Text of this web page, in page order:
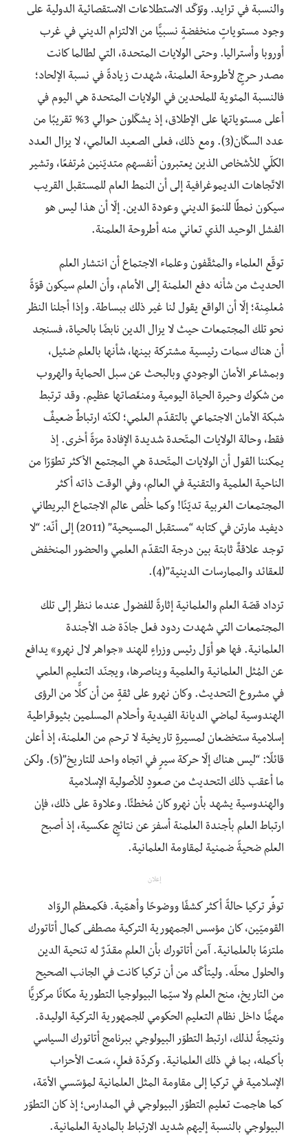
والنسبة في تزايد. وتؤكّد الاستطلاعات الاستقصائية الدولية على
وجود مستوياتٍ منخفضةٍ نسبيًّا من الالتزام الديني في غرب
أوروبا وأستراليا. وحتى الولايات المتحدة، التي لطالما كانت
مصدر حرجٍ لأطروحة العلمنة، شهدت زيادةً في نسبة الإلحاد؛
فالنسبة المئوية للملحدين في الولايات المتحدة هي اليوم في
أعلى مستوياتها على الإطلاق، إذ يشكّلون حوالي 3% تقريبًا من
عدد السكّان(3). ومع ذلك، فعلى الصعيد العالمي، لا يزال العدد
الكلّي للأشخاص الذين يعتبرون أنفسهم متديّنين مُرتفعًا، وتشير
الاتّجاهات الديموغرافية إلى أن النمط العام للمستقبل القريب
سيكون نمطًا للنموّ الديني وعودة الدين. إلّا أن هذا ليس هو
الفشل الوحيد الذي تعاني منه أطروحة العلمنة.
توقّع العلماء والمثقّفون وعلماء الاجتماع أن انتشار العلم
الحديث من شأنه دفع العلمنة إلى الأمام، وأن العلم سيكون قوّةً
مُعلمِنة؛ إلّا أن الواقع يقول لنا غير ذلك ببساطة. وإذا أجلنا النظر
نحو تلك المجتمعات حيث لا يزال الدين نابضًا بالحياة، فسنجد
أن هناك سمات رئيسية مشتركة بينها، شأنها بالعلم ضئيل،
وبمشاعر الأمان الوجودي وبالبحث عن سبل الحماية والهروب
من شكوك وحيرة الحياة اليومية ومنغّصاتها عظيم. وقد ترتبط
شبكة الأمان الاجتماعي بالتقدّم العلمي؛ لكنّه ارتباطٌ ضعيفٌ
فقط، وحالة الولايات المتّحدة شديدة الإفادة مرّةً أخرى. إذ
يمكننا القول أن الولايات المتّحدة هي المجتمع الأكثر تطوّرًا من
الناحية العلمية والتقنية في العالم، وفي الوقت ذاته أكثر
المجتمعات الغربية تديّنًا! وكما خلُص عالم الاجتماع البريطاني
ديفيد مارتن في كتابه “مستقبل المسيحية” (2011) إلى أنّه: “لا
توجد علاقةٌ ثابتة بين درجة التقدّم العلمي والحضور المنخفض
للعقائد والممارسات الدينية”(4).
تزداد قصّة العلم والعلمانية إثارةً للفضول عندما ننظر إلى تلك
المجتمعات التي شهدت ردود فعل جادّة ضد الأجندة
العلمانية. فها هو أوّل رئيس وزراءٍ للهند «جواهر لال نهرو» يدافع
عن المُثل العلمانية والعلمية ويناصرها، ويجنّد التعليم العلمي
في مشروع التحديث. وكان نهرو على ثقةٍ من أن كلًّا من الرؤى
الهندوسية لماضي الديانة الفيدية وأحلام المسلمين بثيوقراطية
إسلامية ستخضعان لمسيرةٍ تاريخية لا ترحم من العلمنة، إذ أعلن
قائلًا: “ليس هناك إلّا حركة سيرٍ في اتجاه واحد للتاريخ”(5). ولكن
ما أعقب ذلك التحديث من صعودٍ للأصولية الإسلامية
والهندوسية يشهد بأن نهرو كان مُخطئًا. وعلاوة على ذلك، فإن
ارتباط العلم بأجندة العلمنة أسفرَ عن نتائجٍ عكسية، إذ أصبح
العلم ضحيةً ضمنية لمقاومة العلمانية.
إعلان
توفِّر تركيا حالةً أكثر كشفًا ووضوحًا وأهمّية. فكمعظم الروّاد
القوميّين، كان مؤسس الجمهورية التركية مصطفى كمال أتاتورك
ملتزمًا بالعلمانية. آمن أتاتورك بأن العلم مقدّرٌ له تنحية الدين
والحلول محلّه. وليتأكّد من أن تركيا كانت في الجانب الصحيح
من التاريخ، منح العلم ولا سيّما البيولوجيا التطورية مكانًا مركزيًّا
مهمًّا داخل نظام التعليم الحكومي للجمهورية التركية الوليدة.
ونتيجةً لذلك، ارتبط التطوّر البيولوجي ببرنامج أتاتورك السياسي
بأكمله، بما في ذلك العلمانية. وكردّة فعلٍ، سَعت الأحزاب
الإسلامية في تركيا إلى مقاومة المثل العلمانية لمؤسّسي الأمّة،
كما هاجمت تعليم التطوّر البيولوجي في المدارس؛ إذ كان التطوّر
البيولوجي بالنسبة إليهم شديد الارتباط بالمادية العلمانية.